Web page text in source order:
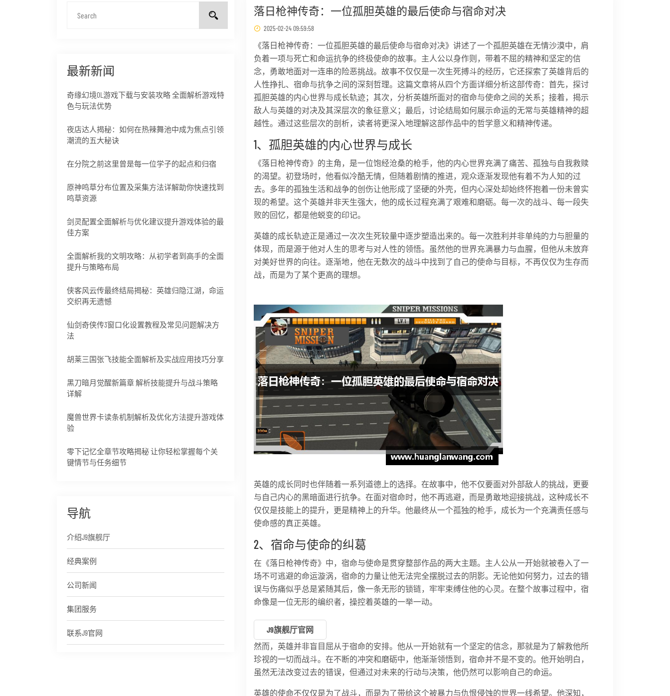
最新新闻
奇缘幻境OL游戏下载与安装攻略 全面解析游戏特
色与玩法优势
夜店达人揭秘：如何在热辣舞池中成为焦点引领
潮流的五大秘诀
在分院之前这里曾是每一位学子的起点和归宿
原神鸣草分布位置及采集方法详解助你快速找到
鸣草资源
剑灵配置全面解析与优化建议提升游戏体验的最
佳方案
全面解析我的文明攻略：从初学者到高手的全面
提升与策略布局
侠客风云传最终结局揭秘：英雄归隐江湖，命运
交织再无遗憾
仙剑奇侠传3窗口化设置教程及常见问题解决方
法
胡莱三国张飞技能全面解析及实战应用技巧分享
黑刀暗月觉醒新篇章 解析技能提升与战斗策略
详解
魔兽世界卡读条机制解析及优化方法提升游戏体
验
零下记忆全章节攻略揭秘 让你轻松掌握每个关
键情节与任务细节
导航
介绍J9旗舰厅
经典案例
公司新闻
集团服务
联系J9官网
落日枪神传奇：一位孤胆英雄的最后使命与宿命对决
2025-02-24 09:59:58
《落日枪神传奇：一位孤胆英雄的最后使命与宿命对决》讲述了一个孤胆英雄在无情沙漠中，肩
负着一项与死亡和命运抗争的终极使命的故事。主人公以身作则，带着不屈的精神和坚定的信
念，勇敢地面对一连串的险恶挑战。故事不仅仅是一次生死搏斗的经历，它还探索了英雄背后的
人性挣扎、宿命与抗争之间的深刻哲理。这篇文章将从四个方面详细分析这部传奇：首先，探讨
孤胆英雄的内心世界与成长轨迹；其次，分析英雄所面对的宿命与使命之间的关系；接着，揭示
敌人与英雄的对决及其深层次的象征意义；最后，讨论结局如何展示命运的无常与英雄精神的超
越性。通过这些层次的剖析，读者将更深入地理解这部作品中的哲学意义和精神传递。
1、孤胆英雄的内心世界与成长
《落日枪神传奇》的主角，是一位饱经沧桑的枪手，他的内心世界充满了痛苦、孤独与自我救赎
的渴望。初登场时，他看似冷酷无情，但随着剧情的推进，观众逐渐发现他有着不为人知的过
去。多年的孤独生活和战争的创伤让他形成了坚硬的外壳，但内心深处却始终怀抱着一份未曾实
现的希望。这个英雄并非天生强大，他的成长过程充满了艰难和磨砺。每一次的战斗、每一段失
败的回忆，都是他蜕变的印记。
英雄的成长轨迹正是通过一次次生死较量中逐步塑造出来的。每一次胜利并非单纯的力与胆量的
体现，而是源于他对人生的思考与对人性的领悟。虽然他的世界充满暴力与血腥，但他从未放弃
对美好世界的向往。逐渐地，他在无数次的战斗中找到了自己的使命与目标，不再仅仅为生存而
战，而是为了某个更高的理想。
英雄的成长同时也伴随着一系列道德上的选择。在故事中，他不仅要面对外部敌人的挑战，更要
与自己内心的黑暗面进行抗争。在面对宿命时，他不再逃避，而是勇敢地迎接挑战，这种成长不
仅仅是技能上的提升，更是精神上的升华。他最终从一个孤独的枪手，成长为一个充满责任感与
使命感的真正英雄。
2、宿命与使命的纠葛
在《落日枪神传奇》中，宿命与使命是贯穿整部作品的两大主题。主人公从一开始就被卷入了一
场不可逃避的命运漩涡，宿命的力量让他无法完全摆脱过去的阴影。无论他如何努力，过去的错
误与伤痛似乎总是紧随其后，像一条无形的锁链，牢牢束缚住他的心灵。在整个故事过程中，宿
命像是一位无形的编织者，操控着英雄的一举一动。
J9旗舰厅官网
然而，英雄并非盲目屈从于宿命的安排。他从一开始就有一个坚定的信念，那就是为了解救他所
珍视的一切而战斗。在不断的冲突和磨砺中，他渐渐领悟到，宿命并不是不变的。他开始明白，
虽然无法改变过去的错误，但通过对未来的行动与决策，他仍然可以影响自己的命运。
英雄的使命不仅仅是为了战斗，而是为了带给这个被暴力与仇恨侵蚀的世界一线希望。他深知，